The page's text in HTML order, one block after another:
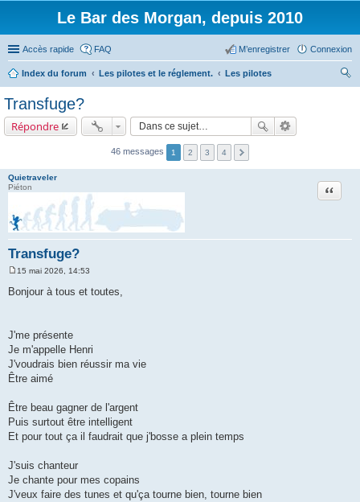
Le Bar des Morgan, depuis 2010
Accès rapide FAQ Connexion
M’enregistrer
Index du forum Les pilotes et le réglement.
Les pilotes
Transfuge?
Répondre
46 messages 1 2 3 4
Quietraveler
Piéton
Transfuge?
Citation
s
e
15 mai 2026, 14:53
Bonjour à tous et toutes,
J'me présente
Je m'appelle Henri
J'voudrais bien réussir ma vie
Être aimé
Être beau gagner de l'argent
Puis surtout être intelligent
Et pour tout ça il faudrait que j'bosse a plein temps
J'suis chanteur
Je chante pour mes copains
J'veux faire des tunes et qu'ça tourne bien, tourne bien